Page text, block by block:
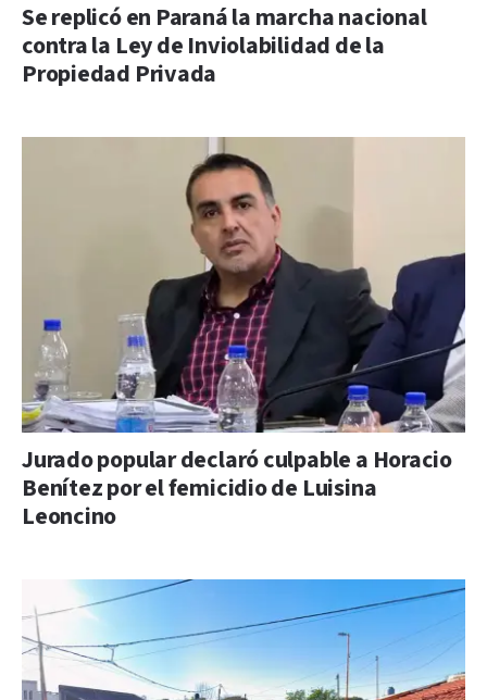
Se replicó en Paraná la marcha nacional
contra la Ley de Inviolabilidad de la
Propiedad Privada
Jurado popular declaró culpable a Horacio
Benítez por el femicidio de Luisina
Leoncino